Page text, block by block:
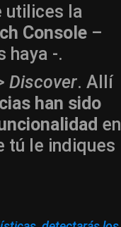
utilices la
Console –
haya -.
Discover. Allí
han sido
en
tú le indiques